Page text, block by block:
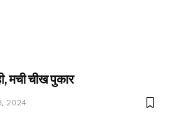
मची चीख पुकार
2024